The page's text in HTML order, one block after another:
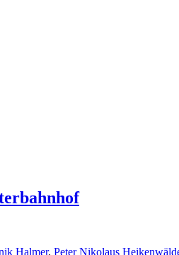
Halmer, Peter Nikolaus